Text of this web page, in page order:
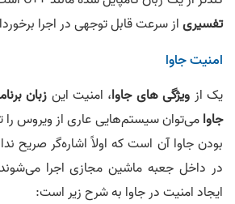
تفسیریاز سرعت قابل توجهی در اجرا
امنیت جاوا
یک از ویژگی های جاوا، امنیت این زبان
جاوامی‌توان سیستم‌هایی عاری از ویروس
بودن جاوا آن است که اولاً اشاره‌گر صریح
در داخل جعبه ماشین مجازی اجرا
ایجاد امنیت در جاوا به شرح زیر است: